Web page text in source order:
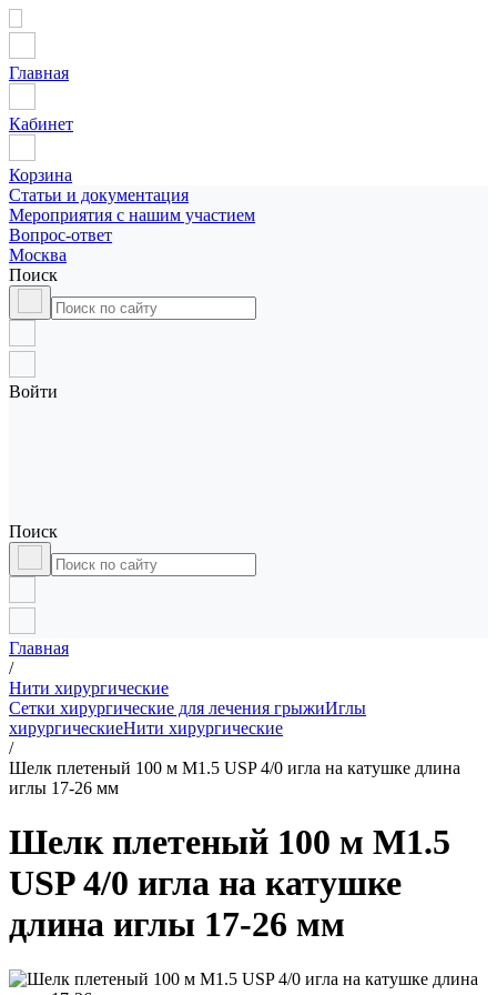
Главная
Кабинет
Корзина
Статьи и документация
Мероприятия с нашим участием
Вопрос-ответ
Москва
Поиск
Войти
Поиск
Главная
/
Нити хирургические
Сетки хирургические для лечения грыжиИглы
хирургическиеНити хирургические
/
Шелк плетеный 100 м М1.5 USP 4/0 игла на катушке длина
иглы 17-26 мм
Шелк плетеный 100 м М1.5
USP 4/0 игла на катушке
длина иглы 17-26 мм